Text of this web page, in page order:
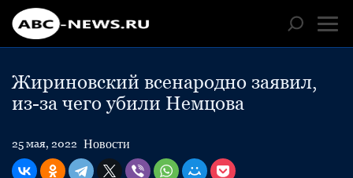
Жириновский всенародно заявил,
из-за чего убили Немцова
25 мая, 2022 Новости